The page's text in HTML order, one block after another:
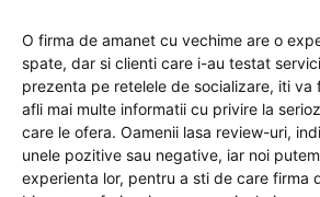
O firma de amanet cu vechime are o
spate, dar si clienti care i-au testat
prezenta pe retelele de socializare, iti va
afli mai multe informatii cu privire la
care le ofera. Oamenii lasa review-uri,
unele pozitive sau negative, iar noi
experienta lor, pentru a sti de care firma